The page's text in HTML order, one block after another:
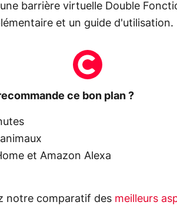
barrière virtuelle Double
et un guide d'utilisation.
ce bon plan ?
et Amazon Alexa
notre comparatif des meilleurs